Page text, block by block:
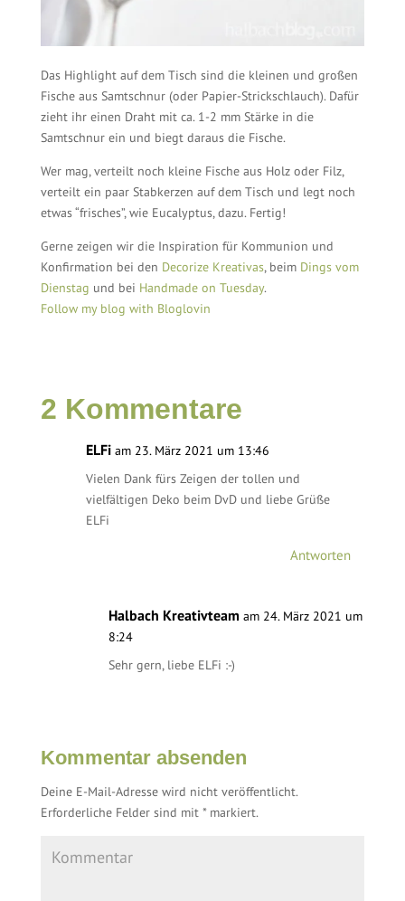
Das Highlight auf dem Tisch sind die kleinen und großen
Fische aus Samtschnur (oder Papier-Strickschlauch). Dafür
zieht ihr einen Draht mit ca. 1-2 mm Stärke in die
Samtschnur ein und biegt daraus die Fische.
Wer mag, verteilt noch kleine Fische aus Holz oder Filz,
verteilt ein paar Stabkerzen auf dem Tisch und legt noch
etwas “frisches”, wie Eucalyptus, dazu. Fertig!
Gerne zeigen wir die Inspiration für Kommunion und
Konfirmation bei den Decorize Kreativas, beim Dings vom
Dienstag und bei Handmade on Tuesday.
Follow my blog with Bloglovin
2 Kommentare
ELFi am 23. März 2021 um 13:46
Vielen Dank fürs Zeigen der tollen und
vielfältigen Deko beim DvD und liebe Grüße
ELFi
Antworten
Halbach Kreativteam am 24. März 2021 um
8:24
Sehr gern, liebe ELFi :-)
Kommentar absenden
Deine E-Mail-Adresse wird nicht veröffentlicht.
Erforderliche Felder sind mit *markiert.